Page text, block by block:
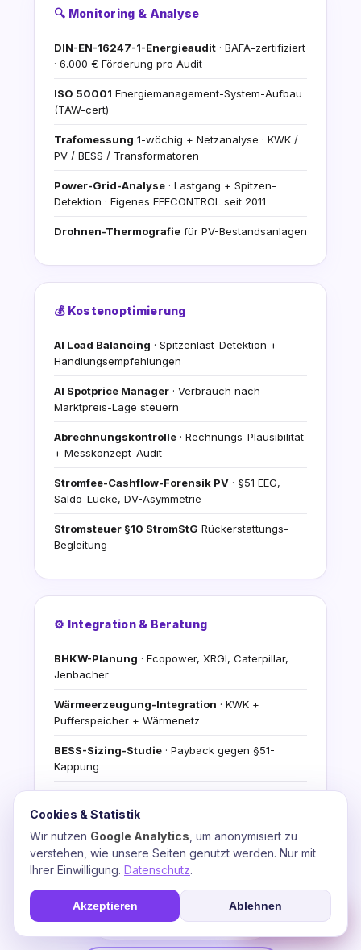
💬 Beratung anfragen
🔍 Monitoring & Analyse
DIN-EN-16247-1-Energieaudit · BAFA-zertifiziert
· 6.000 € Förderung pro Audit
ISO 50001 Energiemanagement-System-Aufbau
(TAW-cert)
Trafomessung 1-wöchig + Netzanalyse · KWK /
PV / BESS / Transformatoren
Power-Grid-Analyse · Lastgang + Spitzen-
Detektion · Eigenes EFFCONTROL seit 2011
Drohnen-Thermografie für PV-Bestandsanlagen
💰 Kostenoptimierung
AI Load Balancing · Spitzenlast-Detektion +
Handlungsempfehlungen
AI Spotprice Manager · Verbrauch nach
Marktpreis-Lage steuern
Abrechnungskontrolle · Rechnungs-Plausibilität
+ Messkonzept-Audit
Stromfee-Cashflow-Forensik PV · §51 EEG,
Saldo-Lücke, DV-Asymmetrie
Stromsteuer §10 StromStG Rückerstattungs-
Begleitung
⚙️ Integration & Beratung
BHKW-Planung · Ecopower, XRGI, Caterpillar,
Jenbacher
Wärmeerzeugung-Integration · KWK +
Pufferspeicher + Wärmenetz
BESS-Sizing-Studie · Payback gegen §51-
Kappung
Energiefluss-Analyse
Förderantrag-Begleitung· BAFA, BMDV,
progres.NRW, WELMO
Kostenlose Demo+ Erst-Beratungs-Konsultation
Cookies & Statistik
Wir nutzen Google Analytics , um anonymisiert zu
verstehen, wie unsere Seiten genutzt werden. Nur mit
Ihrer Einwilligung. Datenschutz.
Akzeptieren Ablehnen
☎